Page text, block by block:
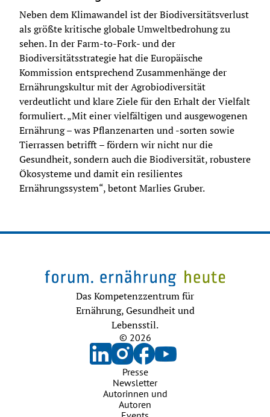
Neben dem Klimawandel ist der Biodiversitätsverlust
als größte kritische globale Umweltbedrohung zu
sehen. In der Farm-to-Fork- und der
Biodiversitätsstrategie hat die Europäische
Kommission entsprechend Zusammenhänge der
Ernährungskultur mit der Agrobiodiversität
verdeutlicht und klare Ziele für den Erhalt der Vielfalt
formuliert. „Mit einer vielfältigen und ausgewogenen
Ernährung – was Pflanzenarten und -sorten sowie
Tierrassen betrifft – fördern wir nicht nur die
Gesundheit, sondern auch die Biodiversität, robustere
Ökosysteme und damit ein resilientes
Ernährungssystem“, betont Marlies Gruber.
Das Kompetenzzentrum für
Ernährung, Gesundheit und
Lebensstil.
© 2026
Presse
Newsletter
Autorinnen und
Autoren